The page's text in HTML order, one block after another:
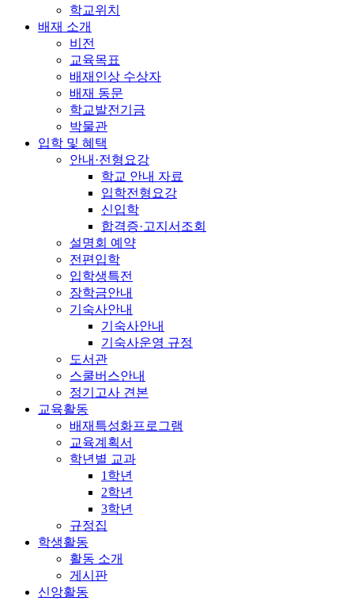
학교위치
배재 소개
비전
교육목표
배재인상 수상자
배재 동문
학교발전기금
박물관
입학 및 혜택
안내·전형요강
학교 안내 자료
입학전형요강
신입학
합격증·고지서조회
설명회 예약
전편입학
입학생특전
장학금안내
기숙사안내
기숙사안내
기숙사운영 규정
도서관
스쿨버스안내
정기고사 견본
교육활동
배재특성화프로그램
교육계획서
학년별 교과
1학년
2학년
3학년
규정집
학생활동
활동 소개
게시판
신앙활동